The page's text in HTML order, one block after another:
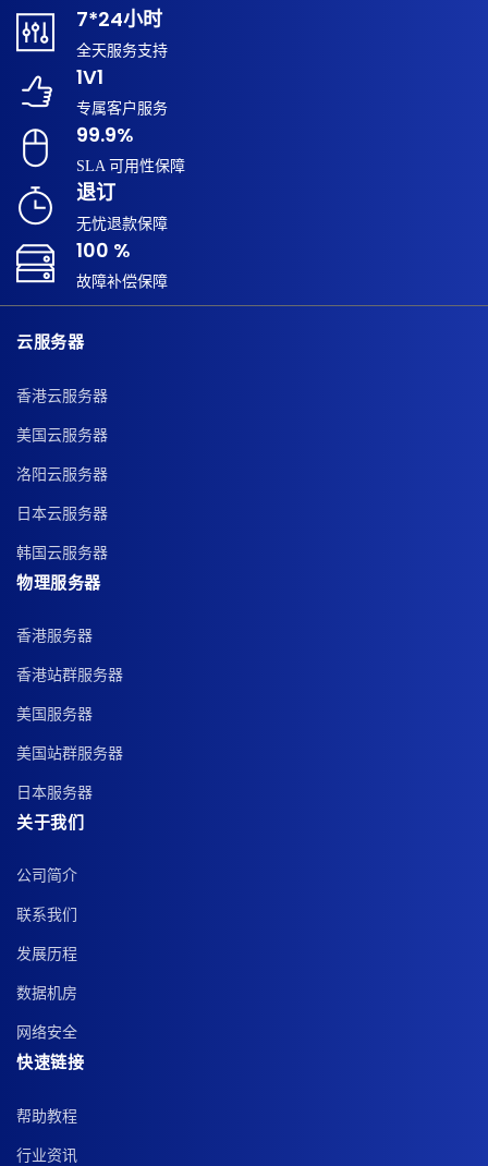
7*24小时
全天服务支持
1V1
专属客户服务
99.9%
SLA 可用性保障
退订
无忧退款保障
100 %
故障补偿保障
云服务器
香港云服务器
美国云服务器
洛阳云服务器
日本云服务器
韩国云服务器
物理服务器
香港服务器
香港站群服务器
美国服务器
美国站群服务器
日本服务器
关于我们
公司简介
联系我们
发展历程
数据机房
网络安全
快速链接
帮助教程
行业资讯